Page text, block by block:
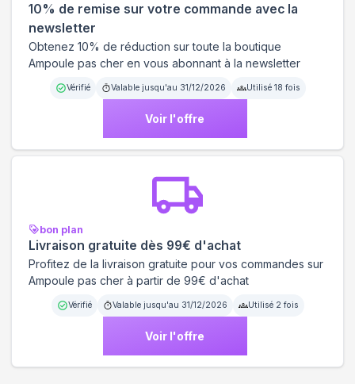
10% de remise sur votre commande avec la
newsletter
Obtenez 10% de réduction sur toute la boutique
Ampoule pas cher en vous abonnant à la newsletter
Vérifié Valable jusqu'au 31/12/2026 Utilisé 18 fois
Voir l'offre
bon plan
Livraison gratuite dès 99€ d'achat
Profitez de la livraison gratuite pour vos commandes sur
Ampoule pas cher à partir de 99€ d'achat
Vérifié Valable jusqu'au 31/12/2026 Utilisé 2 fois
Voir l'offre